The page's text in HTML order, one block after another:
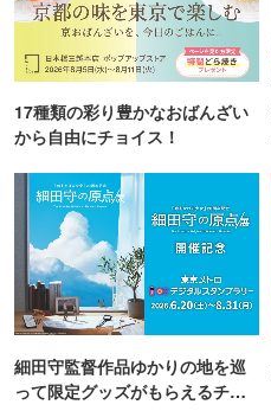
17種類の彩り豊かなおばんざい
から自由にチョイス！
細田守監督作品ゆかりの地を巡
って限定グッズがもらえるチャ